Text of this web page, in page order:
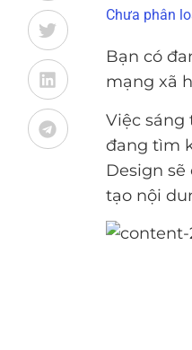
Chưa phân
Bạn có
mạng xã
Việc sáng
đang tìm
Design
tạo nội